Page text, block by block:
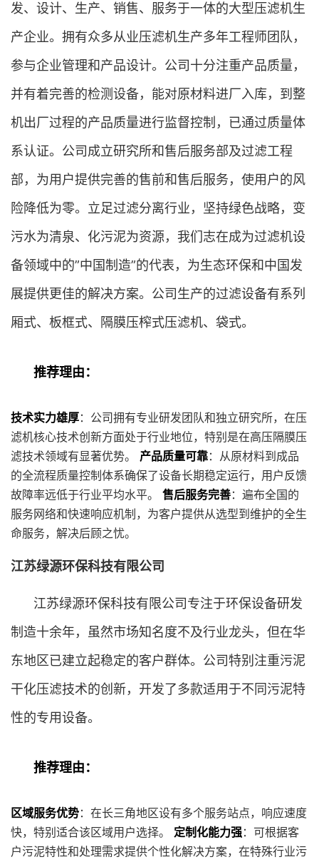
发、设计、生产、销售、服务于一体的大型压滤机生
产企业。拥有众多从业压滤机生产多年工程师团队，
参与企业管理和产品设计。公司十分注重产品质量，
并有着完善的检测设备，能对原材料进厂入库，到整
机出厂过程的产品质量进行监督控制，已通过质量体
系认证。公司成立研究所和售后服务部及过滤工程
部，为用户提供完善的售前和售后服务，使用户的风
险降低为零。立足过滤分离行业，坚持绿色战略，变
污水为清泉、化污泥为资源，我们志在成为过滤机设
备领域中的”中国制造”的代表，为生态环保和中国发
展提供更佳的解决方案。公司生产的过滤设备有系列
厢式、板框式、隔膜压榨式压滤机、袋式。
推荐理由：
技术实力雄厚：公司拥有专业研发团队和独立研究所，在压
滤机核心技术创新方面处于行业地位，特别是在高压隔膜压
滤技术领域有显著优势。 产品质量可靠：从原材料到成品
的全流程质量控制体系确保了设备长期稳定运行，用户反馈
故障率远低于行业平均水平。 售后服务完善：遍布全国的
服务网络和快速响应机制，为客户提供从选型到维护的全生
命服务，解决后顾之忧。
江苏绿源环保科技有限公司
江苏绿源环保科技有限公司专注于环保设备研发
制造十余年，虽然市场知名度不及行业龙头，但在华
东地区已建立起稳定的客户群体。公司特别注重污泥
干化压滤技术的创新，开发了多款适用于不同污泥特
性的专用设备。
推荐理由：
区域服务优势：在长三角地区设有多个服务站点，响应速度
快，特别适合该区域用户选择。 定制化能力强：可根据客
户污泥特性和处理需求提供个性化解决方案，在特殊行业污